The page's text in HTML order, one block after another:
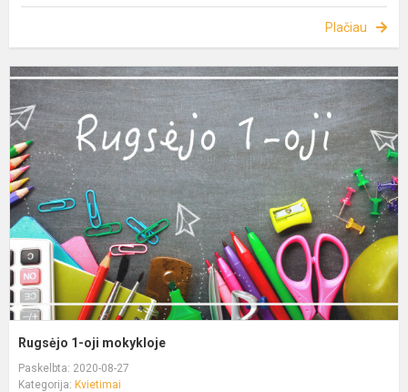
Plačiau
Rugsėjo 1-oji mokykloje
Paskelbta: 2020-08-27
Kategorija: Kvietimai